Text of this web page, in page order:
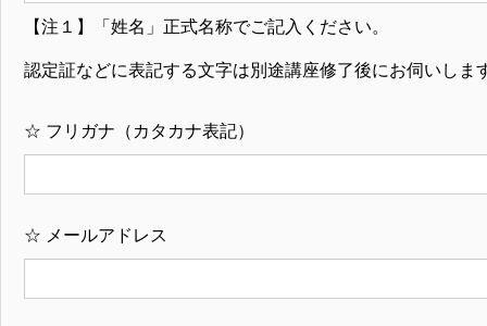
【注１】「姓名」正式名称でご記入ください。
認定証などに表記する文字は別途講座修了後にお伺いしま
☆ フリガナ（カタカナ表記）
☆ メールアドレス